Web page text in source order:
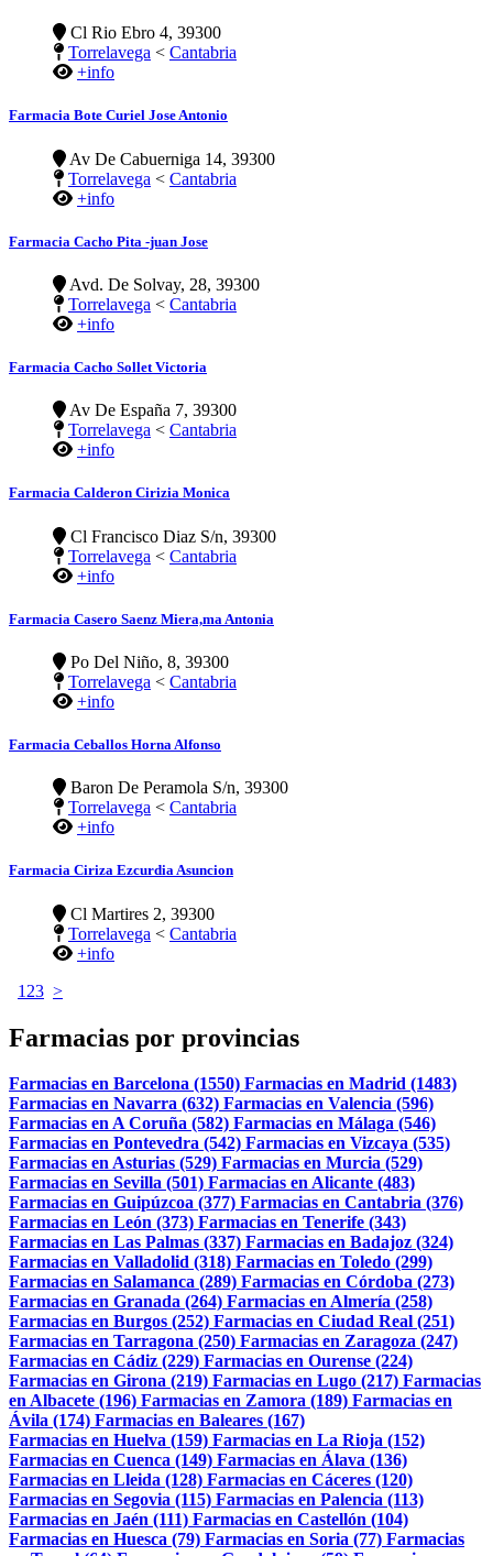
Cl Rio Ebro 4, 39300
Torrelavega < Cantabria
+info
Farmacia Bote Curiel Jose Antonio
Av De Cabuerniga 14, 39300
Torrelavega < Cantabria
+info
Farmacia Cacho Pita -juan Jose
Avd. De Solvay, 28, 39300
Torrelavega < Cantabria
+info
Farmacia Cacho Sollet Victoria
Av De España 7, 39300
Torrelavega < Cantabria
+info
Farmacia Calderon Cirizia Monica
Cl Francisco Diaz S/n, 39300
Torrelavega < Cantabria
+info
Farmacia Casero Saenz Miera,ma Antonia
Po Del Niño, 8, 39300
Torrelavega < Cantabria
+info
Farmacia Ceballos Horna Alfonso
Baron De Peramola S/n, 39300
Torrelavega < Cantabria
+info
Farmacia Ciriza Ezcurdia Asuncion
Cl Martires 2, 39300
Torrelavega < Cantabria
+info
1 23 >
Farmacias por provincias
Farmacias en Barcelona (1550) Farmacias en Madrid (1483)
Farmacias en Navarra (632) Farmacias en Valencia (596)
Farmacias en A Coruña (582) Farmacias en Málaga (546)
Farmacias en Pontevedra (542) Farmacias en Vizcaya (535)
Farmacias en Asturias (529) Farmacias en Murcia (529)
Farmacias en Sevilla (501) Farmacias en Alicante (483)
Farmacias en Guipúzcoa (377) Farmacias en Cantabria (376)
Farmacias en León (373) Farmacias en Tenerife (343)
Farmacias en Las Palmas (337) Farmacias en Badajoz (324)
Farmacias en Valladolid (318) Farmacias en Toledo (299)
Farmacias en Salamanca (289) Farmacias en Córdoba (273)
Farmacias en Granada (264) Farmacias en Almería (258)
Farmacias en Burgos (252) Farmacias en Ciudad Real (251)
Farmacias en Tarragona (250) Farmacias en Zaragoza (247)
Farmacias en Cádiz (229) Farmacias en Ourense (224)
Farmacias en Girona (219) Farmacias en Lugo (217) Farmacias
en Albacete (196) Farmacias en Zamora (189) Farmacias en
Ávila (174) Farmacias en Baleares (167)
Farmacias en Huelva (159) Farmacias en La Rioja (152)
Farmacias en Cuenca (149) Farmacias en Álava (136)
Farmacias en Lleida (128) Farmacias en Cáceres (120)
Farmacias en Segovia (115) Farmacias en Palencia (113)
Farmacias en Jaén (111) Farmacias en Castellón (104)
Farmacias en Huesca (79) Farmacias en Soria (77) Farmacias